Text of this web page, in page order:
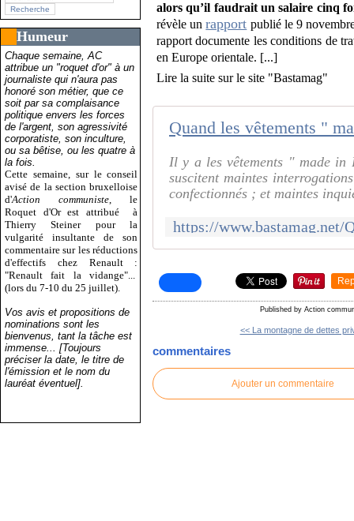
Humeur
Chaque semaine, AC
attribue un "roquet d'or" à un
journaliste qui n'aura pas
honoré son métier, que ce
soit par sa complaisance
politique envers les forces
de l'argent, son agressivité
corporatiste, son inculture,
ou sa bêtise, ou les quatre à
la fois.
Cette semaine, sur le conseil
avisé de la section bruxelloise
d'Action communiste , le
Roquet d'Or est attribué
à
Thierry Steiner pour la
vulgarité insultante de son
commentaire sur les réductions
d'effectifs chez Renault :
"Renault fait la vidange"...
(lors du 7-10 du 25 juillet).
Vos avis et propositions de
nominations sont les
bienvenus, tant la tâche est
immense... [Toujours
préciser la date, le titre de
l'émission et le nom du
lauréat éventuel].
alors qu’il faudrait un salaire cinq
révèle unrapport publié le 9
rapport documente les conditions de
en Europe orientale. [...]
Lire la suite sur le site "Bastamag"
Il y a les vêtements " made
suscitent maintes
confectionnés ; et maintes
Published by Action
<< La montagne de dettes
commentaires
Ajouter un commentaire